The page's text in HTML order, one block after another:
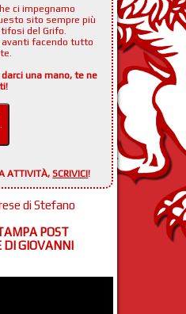
ci impegnamo
sito sempre più
del Grifo.
facendo tutto
una mano, te ne
ATTIVITÀ,SCRIVICI!
di Stefano
POST
DI GIOVANNI